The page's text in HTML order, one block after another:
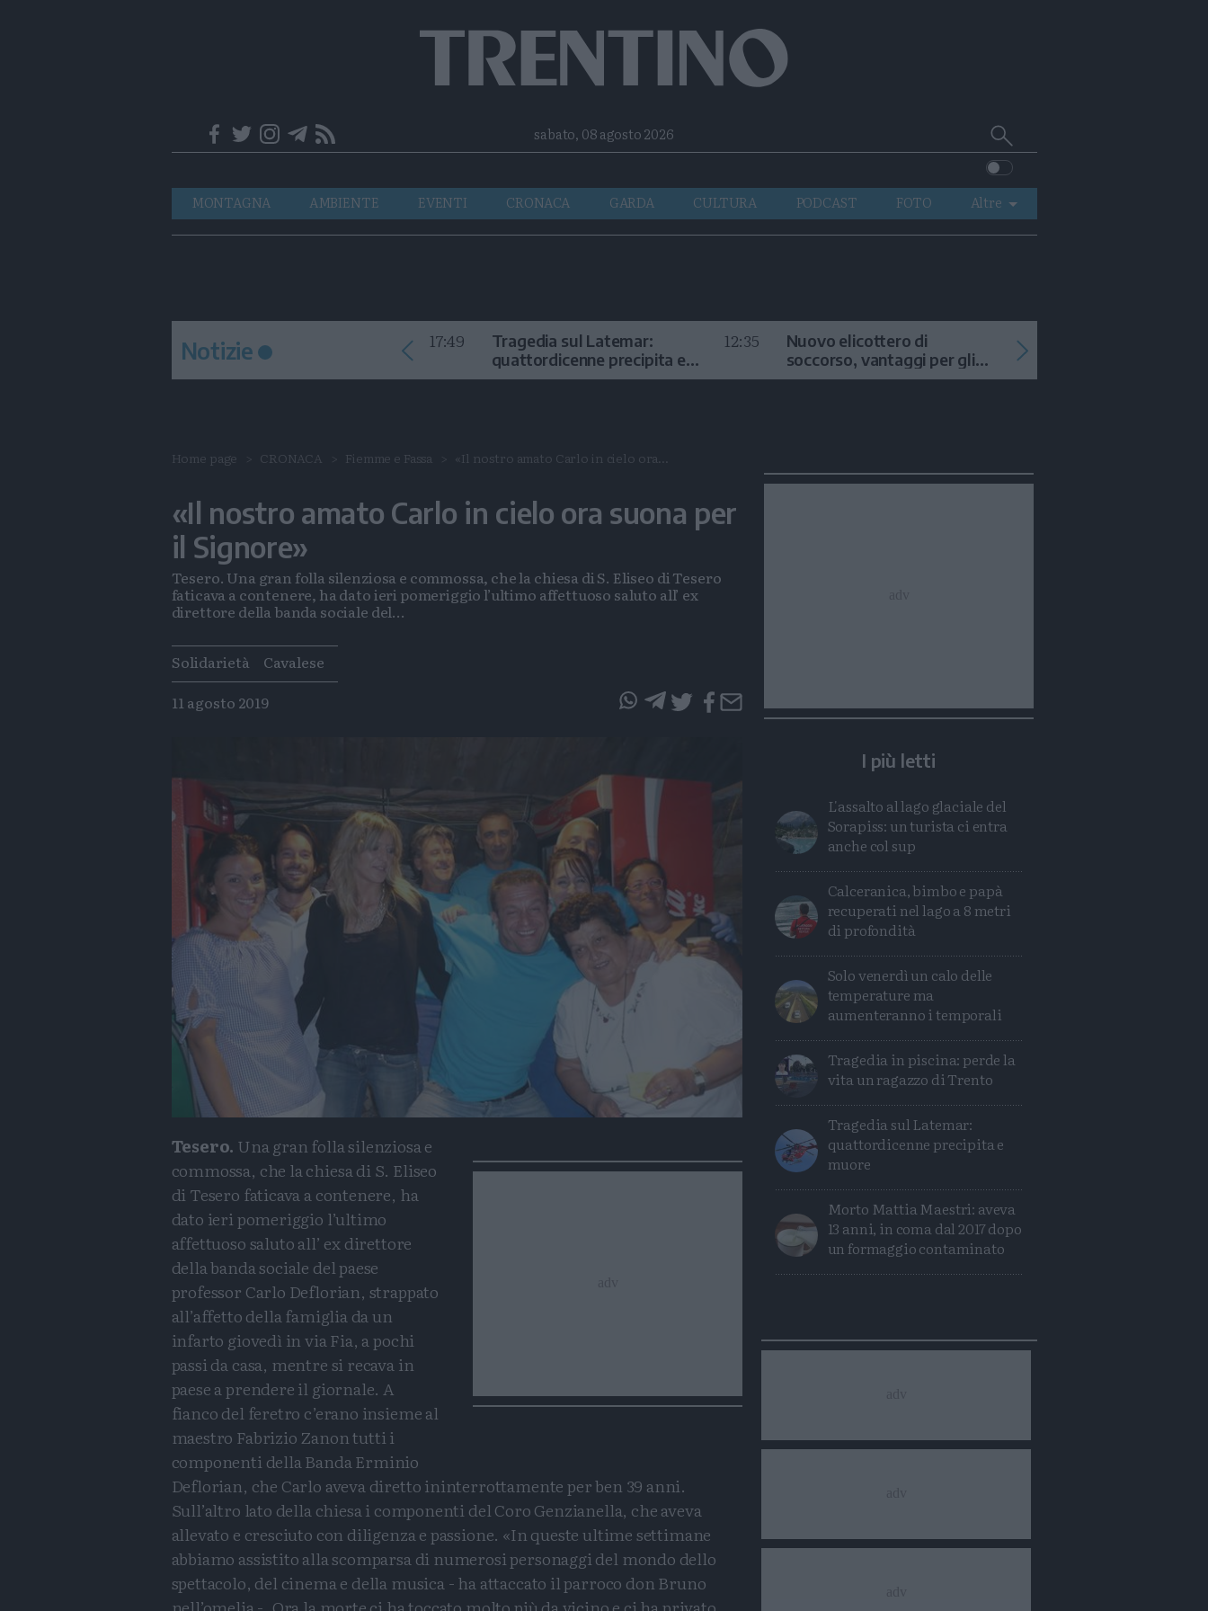
Telegram
RSSsabato, 08 agosto 2026 Cerca
su
Trentino
Navigazione
principale
MONTAGNA AMBIENTE EVENTI CRONACA GARDA CULTURA PODCAST FOTO
Altre
VIDEO
Notizie 17:49
Tragedia sul Latemar:
quattordicenne precipita e
muore
12:35
Nuovo elicottero di
soccorso, vantaggi per gli
interventi in alta quota
Home page CRONACA Fiemme e Fassa «Il nostro amato Carlo in cielo ora...
«Il nostro amato Carlo in cielo ora suona per
il Signore»
Tesero. Una gran folla silenziosa e commossa, che la chiesa di S. Eliseo di Tesero
faticava a contenere, ha dato ieri pomeriggio l’ultimo affettuoso saluto all’ ex
direttore della banda sociale del...
Tags
Solidarietà
Cavalese
11 agosto 2019
WhatsappTelegram
Tesero. Una gran folla silenziosa e
commossa, che la chiesa di S. Eliseo
di Tesero faticava a contenere, ha
dato ieri pomeriggio l’ultimo
affettuoso saluto all’ ex direttore
della banda sociale del paese
professor Carlo Deflorian, strappato
all’affetto della famiglia da un
infarto giovedì in via Fia, a pochi
passi da casa, mentre si recava in
paese a prendere il giornale. A
fianco del feretro c’erano insieme al
maestro Fabrizio Zanon tutti i
componenti della Banda Erminio
Deflorian, che Carlo aveva diretto ininterrottamente per ben 39 anni.
Sull’altro lato della chiesa i componenti del Coro Genzianella, che aveva
allevato e cresciuto con diligenza e passione. «In queste ultime settimane
abbiamo assistito alla scomparsa di numerosi personaggi del mondo dello
spettacolo, del cinema e della musica - ha attaccato il parroco don Bruno
I più letti
L'assalto al lago glaciale del
Sorapiss: un turista ci entra
anche col sup
Calceranica, bimbo e papà
recuperati nel lago a 8 metri
di profondità
Solo venerdì un calo delle
temperature ma
aumenteranno i temporali
Tragedia in piscina: perde la
vita un ragazzo di Trento
Tragedia sul Latemar:
quattordicenne precipita e
muore
Morto Mattia Maestri: aveva
13 anni, in coma dal 2017 dopo
un formaggio contaminato